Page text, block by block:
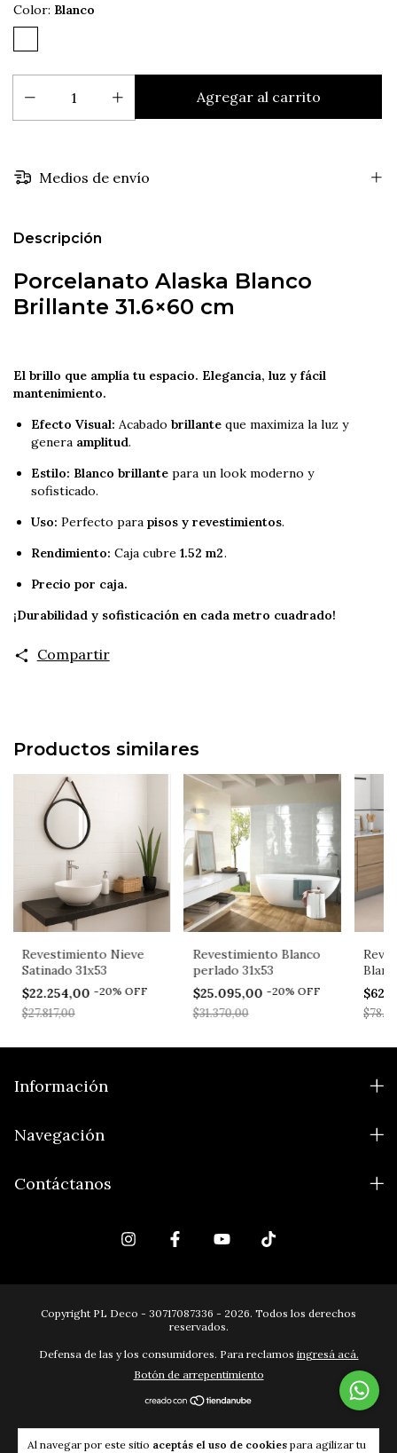
Al navegar por este sitio aceptás el uso de cookies para agilizar tu
Color: Blanco
Medios de envío
Descripción
Porcelanato Alaska Blanco
Brillante 31.6×60 cm
El brillo que amplía tu espacio. Elegancia, luz y fácil
mantenimiento.
Efecto Visual: Acabado brillante que maximiza la luz y
genera amplitud.
Estilo: Blanco brillante para un look moderno y
sofisticado.
Uso: Perfecto para pisos y revestimientos.
Rendimiento: Caja cubre 1.52 m2.
Precio por caja.
¡Durabilidad y sofisticación en cada metro cuadrado!
Compartir
Productos similares
Revestimiento Nieve
Satinado 31x53
$22.254,00 -20% OFF
$27.817,00
Revestimiento Blanco
perlado 31x53
$25.095,00 -20% OFF
$31.370,00
Información
Navegación
Contáctanos
Copyright PL Deco - 30717087336 - 2026. Todos los derechos
reservados.
Defensa de las y los consumidores. Para reclamos ingresá acá.
Botón de arrepentimiento